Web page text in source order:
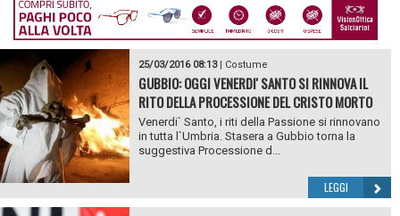
25/03/2016 08:13| Costume
GUBBIO: OGGI VENERDI' SANTO SI RINNOVA IL
RITO DELLA PROCESSIONE DEL CRISTO MORTO
Venerdi` Santo, i riti della Passione si rinnovano
in tutta l`Umbria. Stasera a Gubbio torna la
suggestiva Processione d...
LEGGI